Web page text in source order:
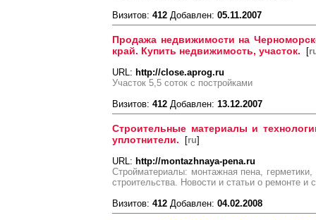
Визитов: 412 Добавлен: 05.11.2007
Продажа недвижимости на
край. Купить недвижимость, участок. [
URL: http://close.aprog.ru
Участок 5,5 соток с постройками
Визитов: 412 Добавлен: 13.12.2007
Строительные материалы и
уплотнители. [ru]
URL: http://montazhnaya-pena.ru
Стройматериалы: монтажная пена,
строительства. Новости и статьи о ремонте и
Визитов: 412 Добавлен: 04.02.2008